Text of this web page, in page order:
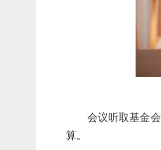
会议听取基金会
算。